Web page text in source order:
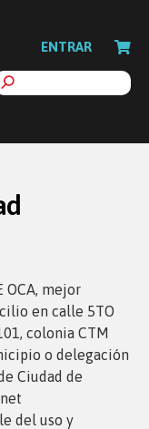
ENTRAR
OCA, mejor
en calle 5TO
colonia CTM
o delegación
Ciudad de
del uso y